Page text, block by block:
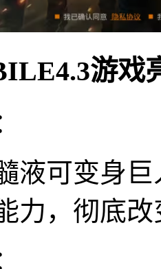
游戏
液可变身
力，彻底